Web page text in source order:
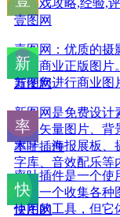
壹图网
壹图网：优质的摄
片等商业正版图片
方便您进行商业图
新图网
新图网是免费设计
片、矢量图片、背
术字、海报展板、
字库、音效配乐等
率叶插件
率叶插件是一个使
网是一个收集各种
使用的工具，但它
快图网